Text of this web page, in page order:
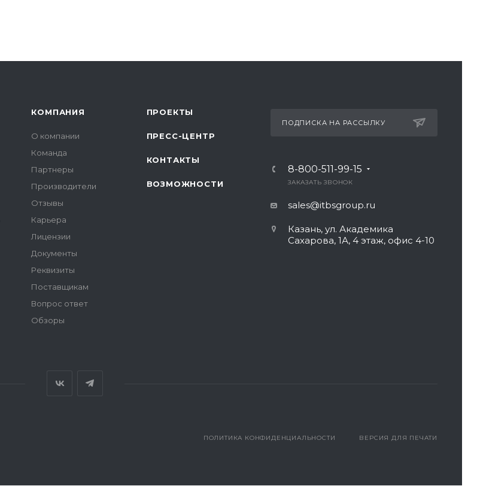
КОМПАНИЯ
О компании
Команда
Партнеры
Производители
Отзывы
Карьера
Лицензии
Документы
Реквизиты
Поставщикам
Вопрос ответ
Обзоры
ПРОЕКТЫ
ПРЕСС-ЦЕНТР
КОНТАКТЫ
ВОЗМОЖНОСТИ
ПОДПИСКА НА РАССЫЛКУ
8-800-511-99-15
ЗАКАЗАТЬ ЗВОНОК
sales@itbsgroup.ru
Казань, ул. Академика
Сахарова, 1А, 4 этаж, офис 4-10
ВЕРСИЯ ДЛЯ ПЕЧАТИ
ПОЛИТИКА КОНФИДЕНЦИАЛЬНОСТИ